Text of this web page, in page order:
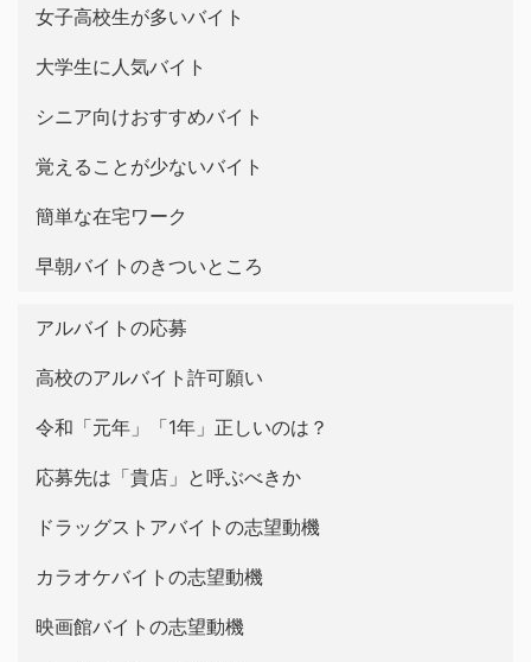
女子高校生が多いバイト
大学生に人気バイト
シニア向けおすすめバイト
覚えることが少ないバイト
簡単な在宅ワーク
早朝バイトのきついところ
アルバイトの応募
高校のアルバイト許可願い
令和「元年」「1年」正しいのは？
応募先は「貴店」と呼ぶべきか
ドラッグストアバイトの志望動機
カラオケバイトの志望動機
映画館バイトの志望動機